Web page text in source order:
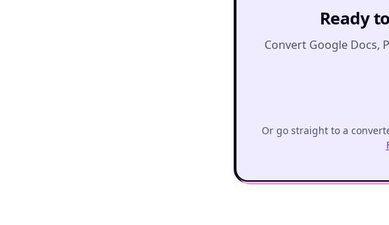
Ready
Convert Google Docs,
Or go straight to a